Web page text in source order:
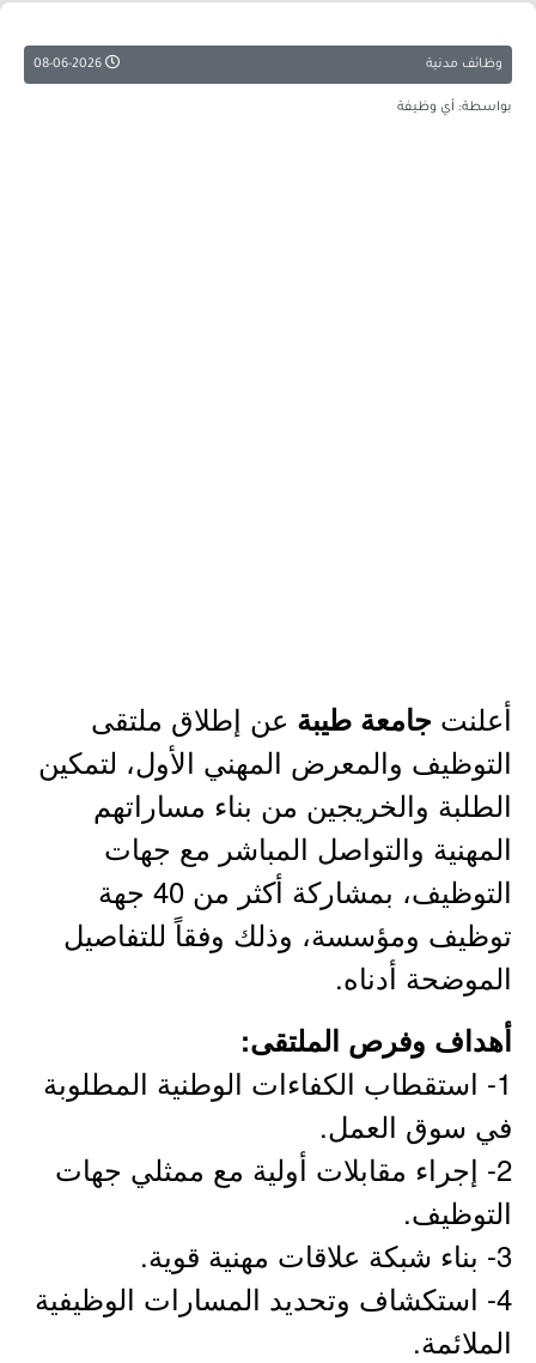
وظائف مدنية
بواسطة: أي وظيفة
أعلنت جامعة طيبة عن إطلاق ملتقى
التوظيف والمعرض المهني الأول، لتمكين
الطلبة والخريجين من بناء مساراتهم
المهنية والتواصل المباشر مع جهات
التوظيف، بمشاركة أكثر من 40 جهة
توظيف ومؤسسة، وذلك وفقاً للتفاصيل
الموضحة أدناه.
أهداف وفرص الملتقى:
1- استقطاب الكفاءات الوطنية المطلوبة
في سوق العمل.
2- إجراء مقابلات أولية مع ممثلي جهات
التوظيف.
3- بناء شبكة علاقات مهنية قوية.
4- استكشاف وتحديد المسارات الوظيفية
الملائمة.